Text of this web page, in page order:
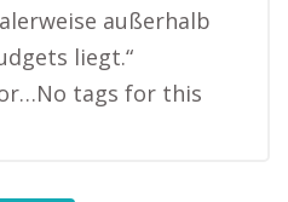
außerhalb
liegt.“
tags for this